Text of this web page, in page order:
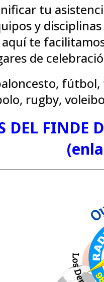
tu
y
te
de
rugby,
DEL FINDE